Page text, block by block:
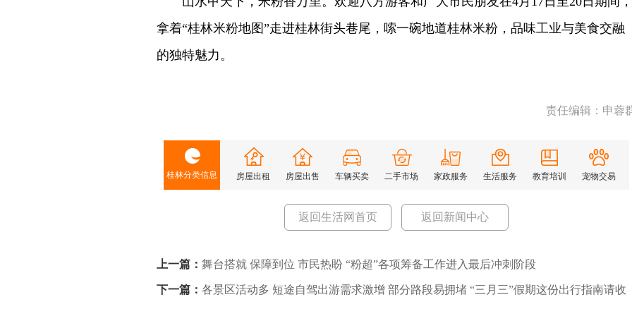
拿着“桂林米粉地图”走进桂林街头巷尾，嗦一碗地道桂林米粉，品味工业与美食交融
的独特魅力。
责任编辑：申蓉
桂林分类信息 房屋出租 房屋出售 车辆买卖 二手市场 家政服务 生活服务 教育培训 宠物交易
返回生活网首页 返回新闻中心
上一篇： 舞台搭就 保障到位 市民热盼 “粉超”各项筹备工作进入最后冲刺阶段
下一篇： 各景区活动多 短途自驾出游需求激增 部分路段易拥堵 “三月三”假期这份出行指南请收